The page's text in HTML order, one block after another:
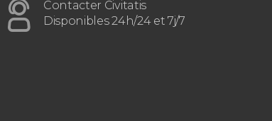
Contacter Civitatis
Disponibles 24h/24 et 7j/7